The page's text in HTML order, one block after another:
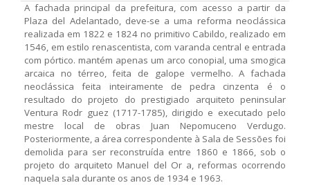
A fachada principal da prefeitura, com acesso a partir da
Plaza del Adelantado, deve-se a uma reforma neoclássica
realizada em 1822 e 1824 no primitivo Cabildo, realizado em
1546, em estilo renascentista, com varanda central e entrada
com pórtico. mantém apenas um arco conopial, uma smogica
arcaica no térreo, feita de galope vermelho. A fachada
neoclássica feita inteiramente de pedra cinzenta é o
resultado do projeto do prestigiado arquiteto peninsular
Ventura Rodr guez (1717-1785), dirigido e executado pelo
mestre local de obras Juan Nepomuceno Verdugo.
Posteriormente, a área correspondente à Sala de Sessões foi
demolida para ser reconstruída entre 1860 e 1866, sob o
projeto do arquiteto Manuel del Or a, reformas ocorrendo
naquela sala durante os anos de 1934 e 1963.